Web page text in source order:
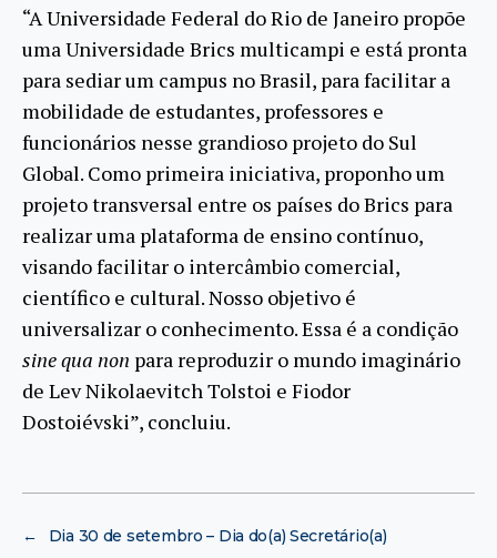
“A Universidade Federal do Rio de Janeiro propõe
uma Universidade Brics multicampi e está pronta
para sediar um campus no Brasil, para facilitar a
mobilidade de estudantes, professores e
funcionários nesse grandioso projeto do Sul
Global. Como primeira iniciativa, proponho um
projeto transversal entre os países do Brics para
realizar uma plataforma de ensino contínuo,
visando facilitar o intercâmbio comercial,
científico e cultural. Nosso objetivo é
universalizar o conhecimento. Essa é a condição
sine qua non para reproduzir o mundo imaginário
de Lev Nikolaevitch Tolstoi e Fiodor
Dostoiévski”, concluiu.
←
Dia 30 de setembro – Dia do(a) Secretário(a)